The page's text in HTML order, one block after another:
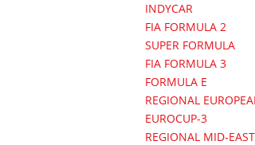
INDYCAR
FIA FORMULA 2
SUPER FORMULA
FIA FORMULA 3
FORMULA E
REGIONAL
EUROCUP-3
REGIONAL MID-EAST